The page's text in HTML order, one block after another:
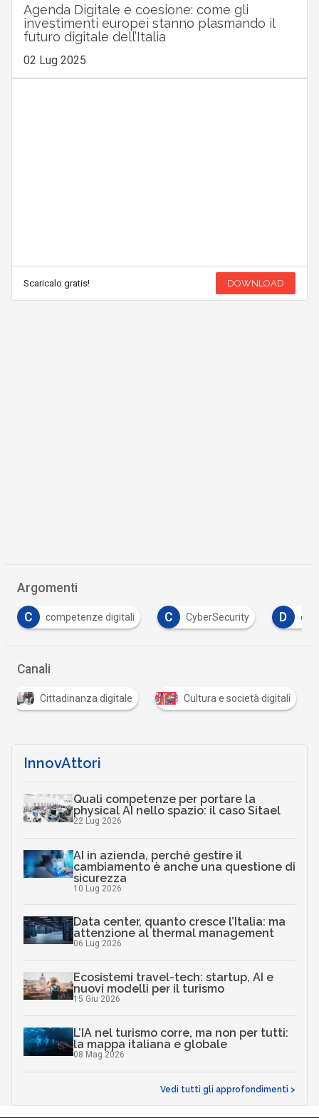
Agenda Digitale e coesione: come gli
investimenti europei stanno plasmando il
futuro digitale dell’Italia
02 Lug 2025
Scaricalo gratis! DOWNLOAD
Argomenti
C CyberSecurity D democrazia desi
Canali
#Aiutiamopiacentini Cittadinanza digitale
InnovAttori
Quali competenze per portare la
physical AI nello spazio: il caso Sitael
22 Lug 2026
AI in azienda, perché gestire il
cambiamento è anche una questione di
sicurezza
10 Lug 2026
Data center, quanto cresce l’Italia: ma
attenzione al thermal management
06 Lug 2026
Ecosistemi travel-tech: startup, AI e
nuovi modelli per il turismo
15 Giu 2026
L’IA nel turismo corre, ma non per tutti:
la mappa italiana e globale
08 Mag 2026
Vedi tutti gli approfondimenti >